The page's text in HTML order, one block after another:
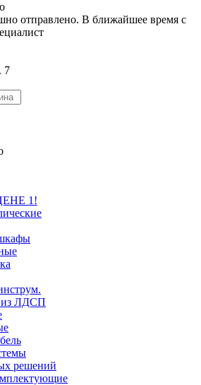
отправлено. В ближайшее время с
7
1!
из ЛДСП
решений